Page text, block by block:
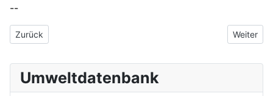
--
Vorheriger Beitrag: Annahmestelle
Zurück Nächster
Weiter
Umweltdatenbank